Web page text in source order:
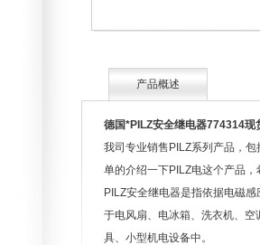
产品概述
德国*PILZ安全继电器774314现
我司专业销售PILZ系列产品，
单的介绍一下PILZ电这个产品
PILZ安全继电器是指依据电磁
于电风扇、电冰箱、洗衣机、
具、小型机电设备中。